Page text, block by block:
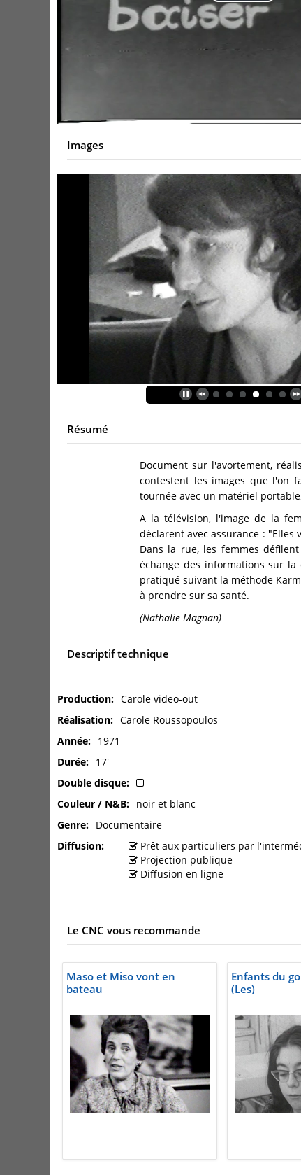
Video
Images
Résumé
Document sur l'avortement,
contestent les images que l'on
tournée avec un matériel
A la télévision, l'image de la
déclarent avec assurance :
Dans la rue, les femmes
échange des informations sur
pratiqué suivant la méthode
à prendre sur sa santé.
(Nathalie Magnan)
Descriptif technique
Production
Carole video-out
Réalisation
Carole Roussopoulos
Année
1971
Durée
17'
Double disque
Couleur / N&B
noir et blanc
Genre
Documentaire
Diffusion
Prêt aux particuliers par
Projection publique
Diffusion en ligne
Le CNC vous recommande
Maso et Miso vont en
bateau
Enfants du
(Les)